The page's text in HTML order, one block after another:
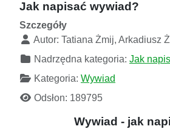
Jak napisać wywiad?
Szczegóły
Autor: Tatiana Żmij, Arkadiusz
Nadrzędna kategoria: Jak
Kategoria: Wywiad
Odsłon: 189795
Wywiad - jak